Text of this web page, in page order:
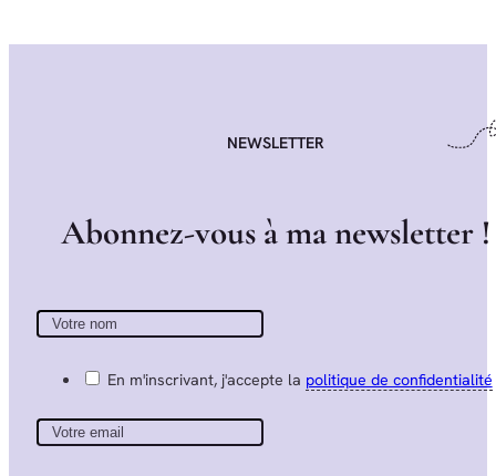
NEWSLETTER
Abonnez-vous àmanewsletter !
En m'inscrivant, j'accepte la politique de confidentialité